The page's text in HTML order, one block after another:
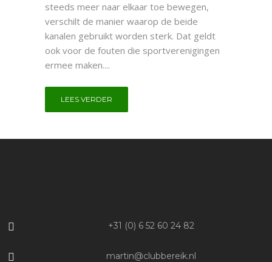
steeds meer naar elkaar toe bewegen,
verschilt de manier waarop de beide
kanalen gebruikt worden sterk. Dat geldt
ook voor de fouten die sportverenigingen
ermee maken....
LEES VERDER
+31 (0) 6 52 60 24 82
martin@clubbereik.nl